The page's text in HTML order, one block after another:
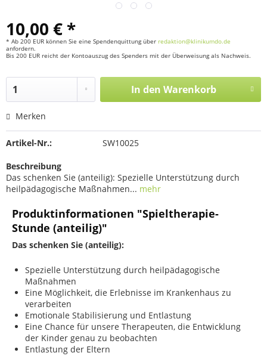
10,00 € *
* Ab 200 EUR können Sie eine Spendenquittung über redaktion@klinikumdo.de
anfordern.
Bis 200 EUR reicht der Kontoauszug des Spenders mit der Überweisung als Nachweis.
In den Warenkorb
Merken
Artikel-Nr.: SW10025
Beschreibung
Das schenken Sie (anteilig): Spezielle Unterstützung durch
heilpädagogische Maßnahmen... mehr
Produktinformationen "Spieltherapie-
Stunde (anteilig)"
Das schenken Sie (anteilig):
Spezielle Unterstützung durch heilpädagogische
Maßnahmen
Eine Möglichkeit, die Erlebnisse im Krankenhaus zu
verarbeiten
Emotionale Stabilisierung und Entlastung
Eine Chance für unsere Therapeuten, die Entwicklung
der Kinder genau zu beobachten
Entlastung der Eltern